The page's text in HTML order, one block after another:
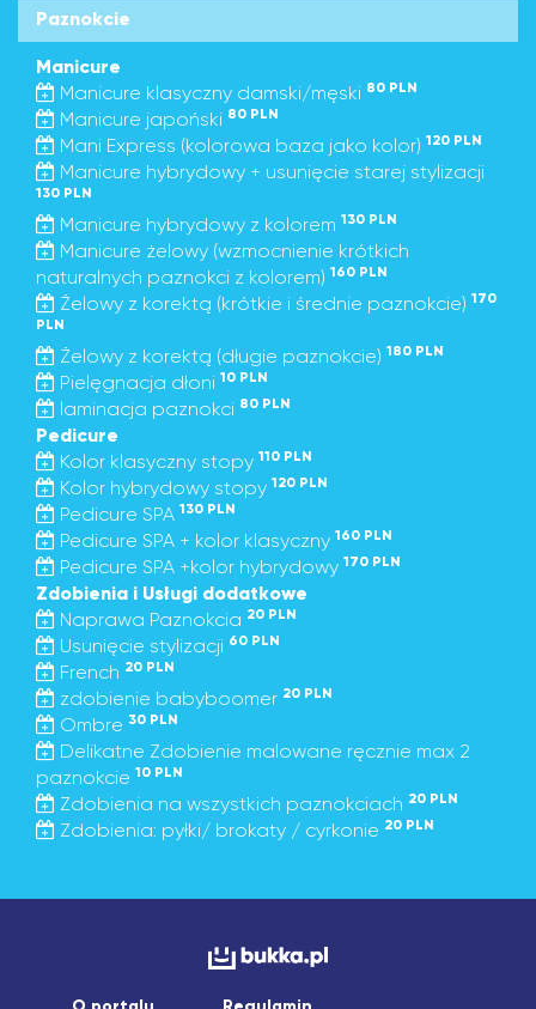
Paznokcie
Manicure
Manicure klasyczny damski/męski 80 PLN
Manicure japoński 80 PLN
Mani Express (kolorowa baza jako kolor) 120 PLN
Manicure hybrydowy + usunięcie starej stylizacji
130 PLN
Manicure hybrydowy z kolorem 130 PLN
Manicure żelowy (wzmocnienie krótkich
naturalnych paznokci z kolorem) 160 PLN
Żelowy z korektą (krótkie i średnie paznokcie) 170
PLN
Żelowy z korektą (długie paznokcie) 180 PLN
Pielęgnacja dłoni 10 PLN
laminacja paznokci 80 PLN
Pedicure
Kolor klasyczny stopy 110 PLN
Kolor hybrydowy stopy 120 PLN
Pedicure SPA 130 PLN
Pedicure SPA + kolor klasyczny 160 PLN
Pedicure SPA +kolor hybrydowy 170 PLN
Zdobienia i Usługi dodatkowe
Naprawa Paznokcia 20 PLN
Usunięcie stylizacji 60 PLN
French 20 PLN
zdobienie babyboomer 20 PLN
Ombre 30 PLN
Delikatne Zdobienie malowane ręcznie max 2
paznokcie 10 PLN
Zdobienia na wszystkich paznokciach 20 PLN
Zdobienia: pyłki/ brokaty / cyrkonie 20 PLN